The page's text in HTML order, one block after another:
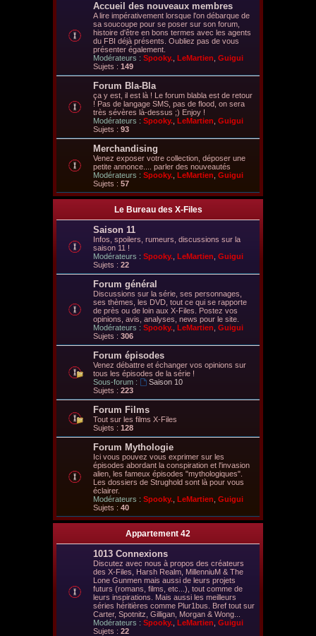
Accueil des nouveaux membres
A lire impérativement lorsque l'on débarque de
sa soucoupe pour se poser sur son forum,
histoire d'être en bons termes avec les agents
du FBI déjà présents. Oubliez pas de vous
présenter également.
Modérateurs : Spooky. LeMartien Guigui
Sujets : 149
Forum Bla-Bla
ça y est, il est là ! Le forum blabla est de retour
! Pas de langage SMS, pas de flood, on sera
très sévères là-dessus ;) Enjoy !
Modérateurs : Spooky. LeMartien Guigui
Sujets : 93
Merchandising
Venez exposer votre collection, déposer une
petite annonce.... parler des nouveautés
Modérateurs : Spooky. LeMartien Guigui
Sujets : 57
Le Bureau des X-Files
Saison 11
Infos, spoilers, rumeurs, discussions sur la
saison 11 !
Modérateurs : Spooky. LeMartien Guigui
Sujets : 22
Forum général
Discussions sur la série, ses personnages,
ses thèmes, les DVD, tout ce qui se rapporte
de près ou de loin aux X-Files. Postez vos
opinions, avis, analyses, news pour le site.
Modérateurs : Spooky. LeMartien Guigui
Sujets : 306
Forum épisodes
Venez débattre et échanger vos opinions sur
tous les épisodes de la série !
Sous-forum :
Saison 10
Sujets : 223
Forum Films
Tout sur les films X-Files
Sujets : 128
Forum Mythologie
Ici vous pouvez vous exprimer sur les
épisodes abordant la conspiration et l'invasion
alien, les fameux épisodes "mythologiques".
Les dossiers de Strughold sont là pour vous
éclairer.
Modérateurs : Spooky. LeMartien Guigui
Sujets : 40
Appartement 42
1013 Connexions
Discutez avec nous à propos des créateurs
des X-Files, Harsh Realm, MillenniuM & The
Lone Gunmen mais aussi de leurs projets
futurs (romans, films, etc...), tout comme de
leurs inspirations. Mais aussi les meilleurs
séries héritières comme Plur1bus. Bref tout sur
Carter, Spotnitz, Gilligan, Morgan & Wong...
Modérateurs : Spooky. LeMartien Guigui
Sujets : 22